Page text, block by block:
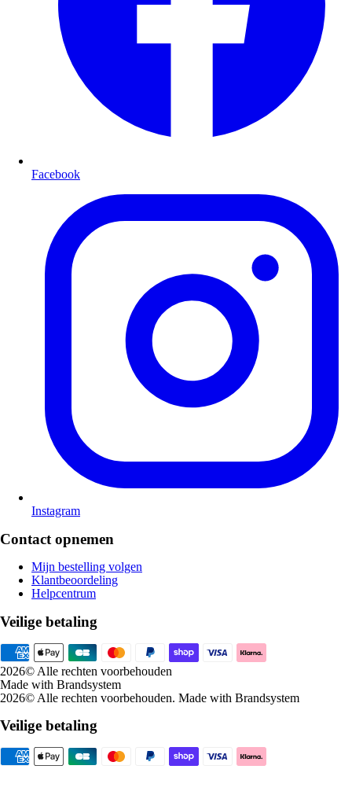
Facebook
Instagram
Contact opnemen
Mijn bestelling volgen
Klantbeoordeling
Helpcentrum
Veilige betaling
2026© Alle rechten voorbehouden
Made with Brandsystem
2026© Alle rechten voorbehouden. Made with Brandsystem
Veilige betaling